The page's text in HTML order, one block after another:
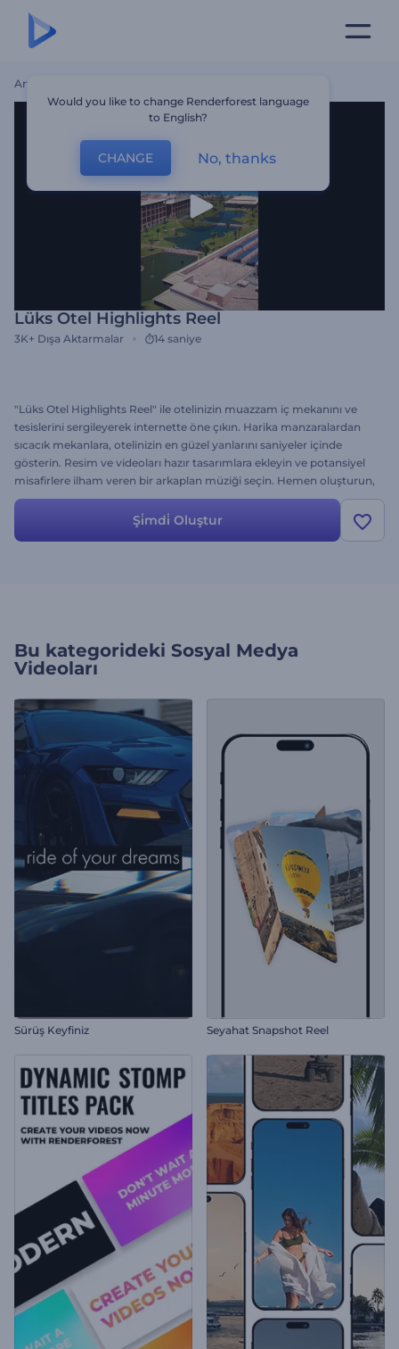
Ana Sayfa
Lüks Otel Highlights Reel
3K+ Dışa Aktarmalar 14 saniye
"Lüks Otel Highlights Reel" ile otelinizin muazzam iç mekanını ve
tesislerini sergileyerek internette öne çıkın. Harika manzaralardan
sıcacık mekanlara, otelinizin en güzel yanlarını saniyeler içinde
gösterin. Resim ve videoları hazır tasarımlara ekleyin ve potansiyel
misafirlere ilham veren bir arkaplan müziği seçin. Hemen oluşturun,
oteliniz seyahate çıkanların 1 numaralı tercihi olsun!
Şi̇mdi̇ Oluştur
Bu kategorideki Sosyal Medya
Videoları
Sürüş Keyfiniz Seyahat Snapshot Reel
Would you like to change Renderforest language
to English?
CHANGE No, thanks